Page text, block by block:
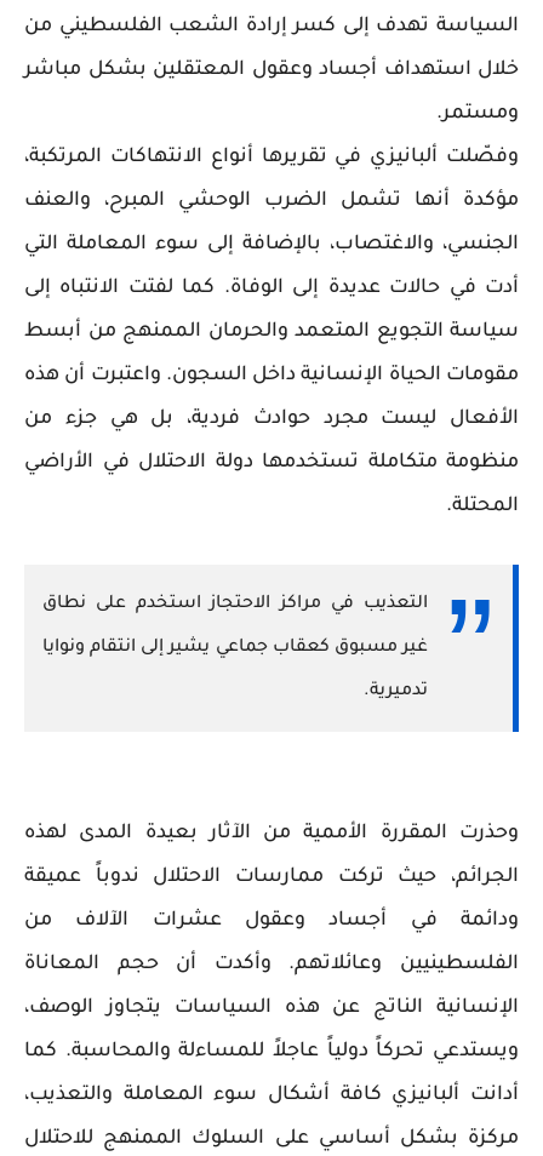
السياسة تهدف إلى كسر إرادة الشعب الفلسطيني من
خلال استهداف أجساد وعقول المعتقلين بشكل مباشر
ومستمر.
وفصّلت ألبانيزي في تقريرها أنواع الانتهاكات المرتكبة،
مؤكدة أنها تشمل الضرب الوحشي المبرح، والعنف
الجنسي، والاغتصاب، بالإضافة إلى سوء المعاملة التي
أدت في حالات عديدة إلى الوفاة. كما لفتت الانتباه إلى
سياسة التجويع المتعمد والحرمان الممنهج من أبسط
مقومات الحياة الإنسانية داخل السجون. واعتبرت أن هذه
الأفعال ليست مجرد حوادث فردية، بل هي جزء من
منظومة متكاملة تستخدمها دولة الاحتلال في الأراضي
المحتلة.
التعذيب في مراكز الاحتجاز استخدم على نطاق
غير مسبوق كعقاب جماعي يشير إلى انتقام ونوايا
تدميرية.
وحذرت المقررة الأممية من الآثار بعيدة المدى لهذه
الجرائم، حيث تركت ممارسات الاحتلال ندوباً عميقة
ودائمة في أجساد وعقول عشرات الآلاف من
الفلسطينيين وعائلاتهم. وأكدت أن حجم المعاناة
الإنسانية الناتج عن هذه السياسات يتجاوز الوصف،
ويستدعي تحركاً دولياً عاجلاً للمساءلة والمحاسبة. كما
أدانت ألبانيزي كافة أشكال سوء المعاملة والتعذيب،
مركزة بشكل أساسي على السلوك الممنهج للاحتلال